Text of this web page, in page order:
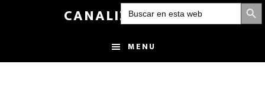
Buscar:
content
CANALIZANDOLUZ
MENU